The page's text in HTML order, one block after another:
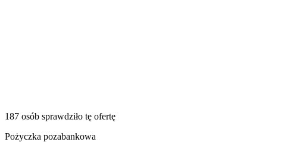
187 osób sprawdziło tę ofertę
Pożyczka pozabankowa